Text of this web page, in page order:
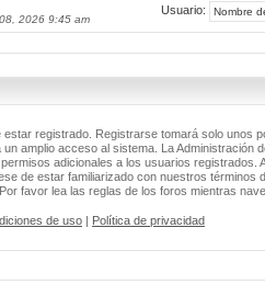
2026 9:45 am
Usuario:
estar registrado. Registrarse tomará solo unos
amplio acceso al sistema. La Administración
adicionales a los usuarios registrados.
de estar familiarizado con nuestros términos
favor lea las reglas de los foros mientras
de uso | Política de privacidad